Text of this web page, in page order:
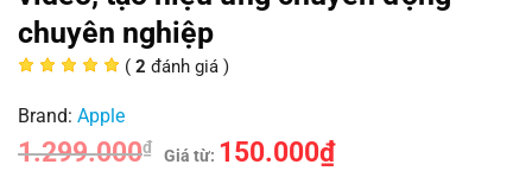
chuyên nghiệp
( 2 đánh giá )
Brand: Apple
1.299.000₫ Giá từ: 150.000₫